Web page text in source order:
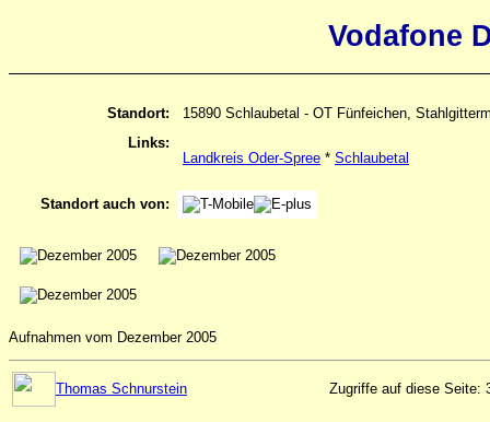
Vodafone
Standort:
15890 Schlaubetal - OT Fünfeichen,
Links:
Landkreis Oder-Spree * Schlaubetal
Standort auch von:
Aufnahmen vom Dezember 2005
Thomas Schnurstein Zugriffe auf diese Seite: